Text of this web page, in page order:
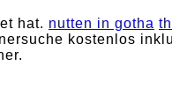
hat. nutten in gotha
kostenlos